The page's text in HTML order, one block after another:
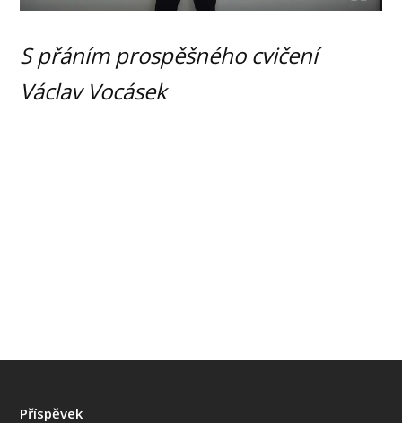
S přáním prospěšného cvičení
Václav Vocásek
Příspěvek